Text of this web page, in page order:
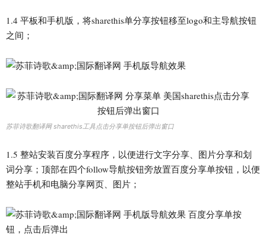
1.4 平板和手机版，将sharethis单分享按钮移至logo和主导航按钮
之间；
苏菲诗歌翻译网 sharethis工具点击分享单按钮后弹出窗口
1.5 整站安装百度分享程序，以便进行文字分享、图片分享和划
词分享；顶部在四个follow导航按钮旁放置百度分享单按钮，以便
整站手机和电脑分享网页、图片；